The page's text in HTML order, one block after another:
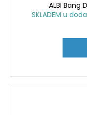
ALBI Bang
SKLADEM u